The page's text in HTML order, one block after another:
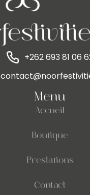
+262 693 81 06
Menu
Accueil
Boutique
Prestations
Contact